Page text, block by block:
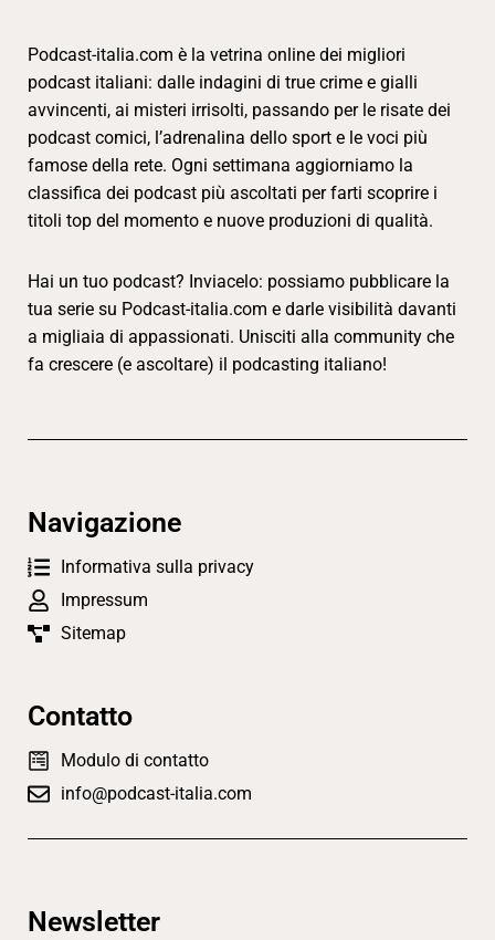
Podcast-italia.com è la vetrina online dei migliori
podcast italiani: dalle indagini di true crime e gialli
avvincenti, ai misteri irrisolti, passando per le risate dei
podcast comici, l’adrenalina dello sport e le voci più
famose della rete. Ogni settimana aggiorniamo la
classifica dei podcast più ascoltati per farti scoprire i
titoli top del momento e nuove produzioni di qualità.
Hai un tuo podcast? Inviacelo: possiamo pubblicare la
tua serie su Podcast-italia.com e darle visibilità davanti
a migliaia di appassionati. Unisciti alla community che
fa crescere (e ascoltare) il podcasting italiano!
Navigazione
Informativa sulla privacy
Impressum
Sitemap
Contatto
Modulo di contatto
info@podcast-italia.com
Newsletter